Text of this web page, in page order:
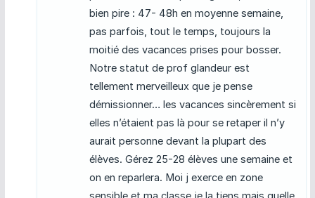
bien pire : 47- 48h en moyenne semaine,
pas parfois, tout le temps, toujours la
moitié des vacances prises pour bosser.
Notre statut de prof glandeur est
tellement merveilleux que je pense
démissionner… les vacances sincèrement si
elles n’étaient pas là pour se retaper il n’y
aurait personne devant la plupart des
élèves. Gérez 25-28 élèves une semaine et
on en reparlera. Moi j exerce en zone